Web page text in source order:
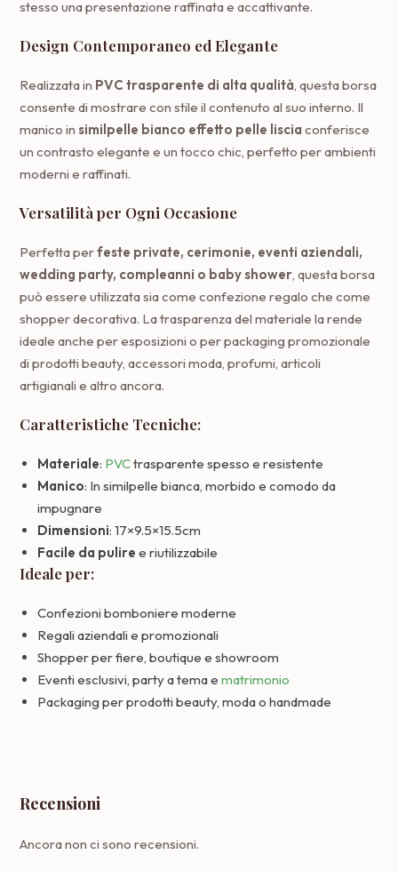
stesso una presentazione raffinata e accattivante.
Design Contemporaneo ed Elegante
Realizzata in PVC trasparente di alta qualità , questa borsa
consente di mostrare con stile il contenuto al suo interno. Il
manico insimilpelle bianco effetto pelle liscia conferisce
un contrasto elegante e un tocco chic, perfetto per ambienti
moderni e raffinati.
Versatilità per Ogni Occasione
Perfetta perfeste private, cerimonie, eventi aziendali,
wedding party, compleanni o baby shower , questa borsa
può essere utilizzata sia come confezione regalo che come
shopper decorativa. La trasparenza del materiale la rende
ideale anche per esposizioni o per packaging promozionale
di prodotti beauty, accessori moda, profumi, articoli
artigianali e altro ancora.
Caratteristiche Tecniche:
Materiale: PVCtrasparente spesso e resistente
Manico: In similpelle bianca, morbido e comodo da
impugnare
Dimensioni: 17×9.5×15.5cm
Facile da pulire e riutilizzabile
Ideale per:
Confezioni bomboniere moderne
Regali aziendali e promozionali
Shopper per fiere, boutique e showroom
Eventi esclusivi, party a tema ematrimonio
Packaging per prodotti beauty, moda o handmade
Recensioni
Ancora non ci sono recensioni.